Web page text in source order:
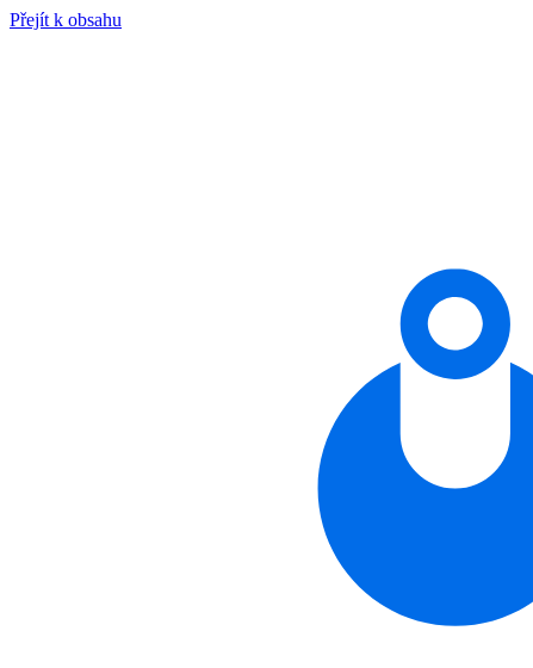
Přejít k obsahu